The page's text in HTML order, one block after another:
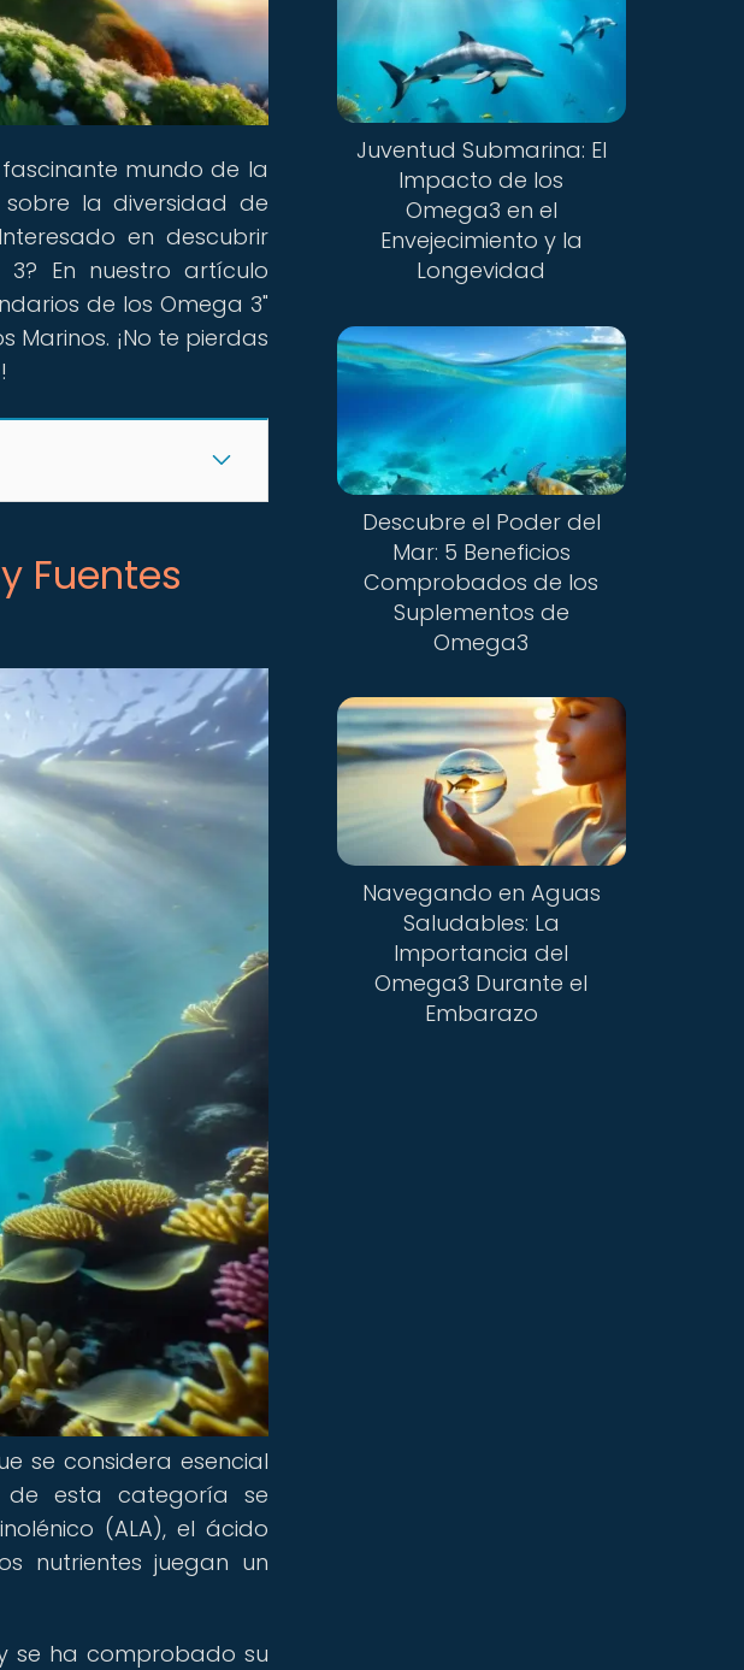
mundo de la
la diversidad de
en descubrir
En nuestro artículo
de los Omega 3"
¡No te pierdas
Fuentes
se considera esencial
de esta categoría se
(ALA), el ácido
nutrientes juegan un
se ha comprobado su
Juventud Submarina: El
Impacto de los
Omega3 en el
Envejecimiento y la
Longevidad
Descubre el Poder del
Mar: 5 Beneficios
Comprobados de los
Suplementos de
Omega3
Navegando en Aguas
Saludables: La
Importancia del
Omega3 Durante el
Embarazo